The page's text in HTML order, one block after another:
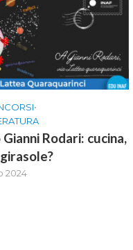
•
Rodari: cucina,
2024